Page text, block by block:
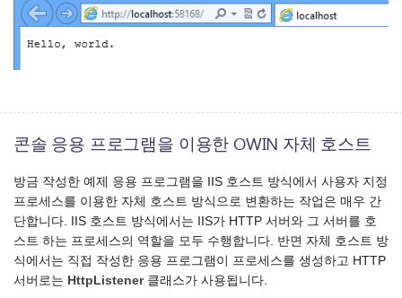
콘솔 응용 프로그램을 이용한 OWIN 자체 호스트
방금 작성한 예제 응용 프로그램을 IIS 호스트 방식에서 사용자 지정
프로세스를 이용한 자체 호스트 방식으로 변환하는 작업은 매우 간
단합니다. IIS 호스트 방식에서는 IIS가 HTTP 서버와 그 서버를 호
스트 하는 프로세스의 역할을 모두 수행합니다. 반면 자체 호스트 방
식에서는 직접 작성한 응용 프로그램이 프로세스를 생성하고 HTTP
서버로는 HttpListener클래스가 사용됩니다.